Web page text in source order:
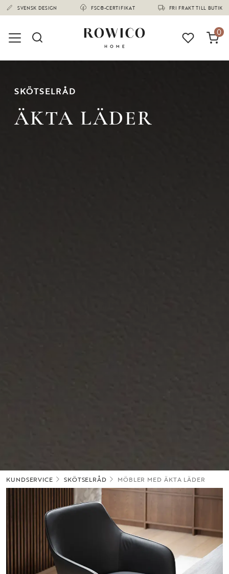
SVENSK DESIGN FSC®-CERTIFIKAT FRI FRAKT TILL BUTIK
(1668)
0
SKÖTSELRÅD
ÄKTA LÄDER
KUNDSERVICE SKÖTSELRÅD MÖBLER MED ÄKTA LÄDER